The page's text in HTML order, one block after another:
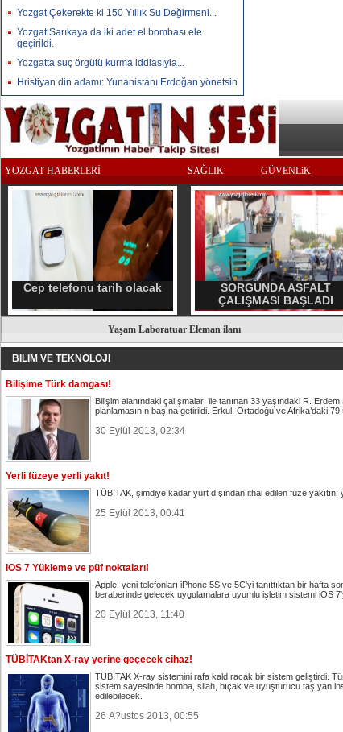
Yozgat Çekerekte ki 150 Yıllık Su Değirmeni...
Yozgat Sarıkaya da iki adet el bombası ele
geçirildi.
Yozgatta suç örgütü kurma iddiasıyla...
Hristiyan din adamı: Yunanistanı Erdoğan yönetsin
YOZGAT HABERLERİ SAĞLIK GÜVENLiK
Cep telefonu tarih olacak
SORGUNDA ASFALT
ÇALIŞMASI BAŞLADI
Yaşam Laboratuar Eleman ilanı
BILIM VE TEKNOLOJI
Bilişime Türk damgası!
Bilişim alanındaki çalışmaları ile tanınan 33 yaşındaki R.
planlamasının başına getirildi. Erkul, Ortadoğu ve Afrika’daki 79
30 Eylül 2013, 02:34
Yerli füzeye yerli yakıt!
TÜBİTAK, şimdiye kadar yurt dışından ithal edilen füze yakıtını
25 Eylül 2013, 00:41
iOS 7 Yükleme ve püf noktaları!
Apple, yeni telefonları iPhone 5S ve 5C'yi tanıttıktan bir hafta
beraberinde gelecek uygulamalara uyumlu işletim sistemi iOS
20 Eylül 2013, 11:40
TÜBİTAKtan X-ray yerine geçecek cihaz!
TÜBİTAK X-ray sistemini rafa kaldıracak bir sistem geliştirdi.
sistem sayesinde bomba, silah, bıçak ve uyuşturucu taşıyan
edilebilecek.
26 A?ustos 2013, 00:55